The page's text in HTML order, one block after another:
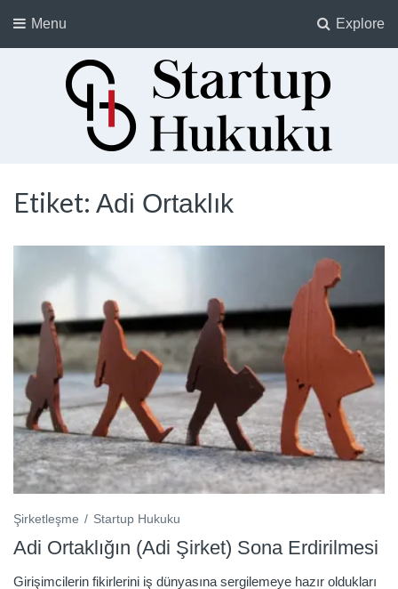
Explore
Menu
Etiket: Adi Ortaklık
Şirketleşme Startup Hukuku
Adi Ortaklığın (Adi Şirket) Sona Erdirilmesi
Girişimcilerin fikirlerini iş dünyasına sergilemeye hazır oldukları